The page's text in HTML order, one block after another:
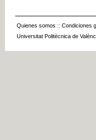
Quienes somos :: Condiciones
Universitat Politècnica de